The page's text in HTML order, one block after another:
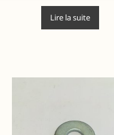
Lire la suite